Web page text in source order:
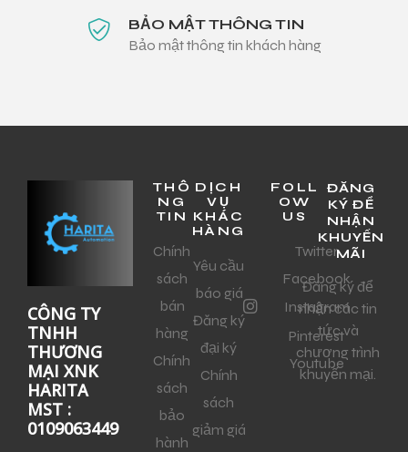
BẢO MẬT THÔNG TIN
Bảo mật thông tin khách hàng
CÔNG TY
TNHH
THƯƠNG
MẠI XNK
HARITA
MST :
0109063449
THÔ
NG
TIN
Chính
sách
bán
hàng
Chính
sách
bảo
hành
DỊCH
VỤ
KHÁC
HÀNG
Yêu cầu
báo giá
Đăng ký
đại ký
Chính
sách
giảm giá
FOLL
OW
US
Twitter
Facebook
Instagram
Pinterest
Youtube
ĐĂNG
KÝ ĐỂ
NHẬN
KHUYẾN
MÃI
Đăng ký để
nhận các tin
tức và
chương trình
khuyến mại.